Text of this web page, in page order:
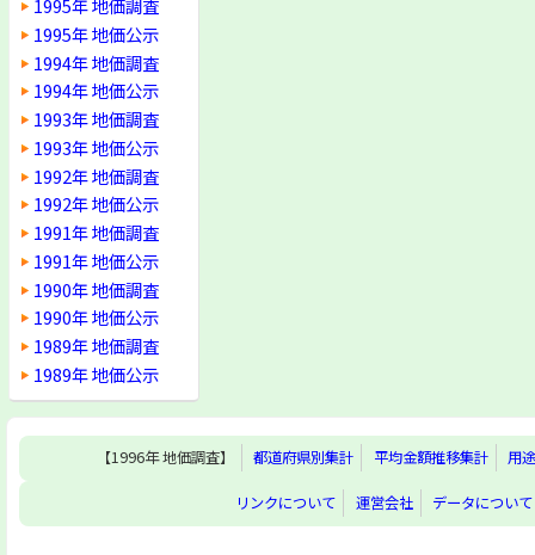
1995年 地価調査
1995年 地価公示
1994年 地価調査
1994年 地価公示
1993年 地価調査
1993年 地価公示
1992年 地価調査
1992年 地価公示
1991年 地価調査
1991年 地価公示
1990年 地価調査
1990年 地価公示
1989年 地価調査
1989年 地価公示
【1996年 地価調査】 都道府県別集計 平均金額推移集計 用
リンクについて 運営会社 データについて